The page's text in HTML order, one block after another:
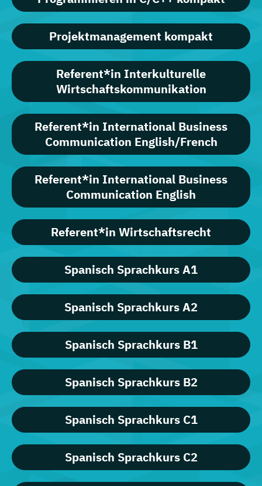
Projektmanagement kompakt
Referent*in Interkulturelle
Wirtschaftskommunikation
Referent*in International Business
Communication English/French
Referent*in International Business
Communication English
Referent*in Wirtschaftsrecht
Spanisch Sprachkurs A1
Spanisch Sprachkurs A2
Spanisch Sprachkurs B1
Spanisch Sprachkurs B2
Spanisch Sprachkurs C1
Spanisch Sprachkurs C2